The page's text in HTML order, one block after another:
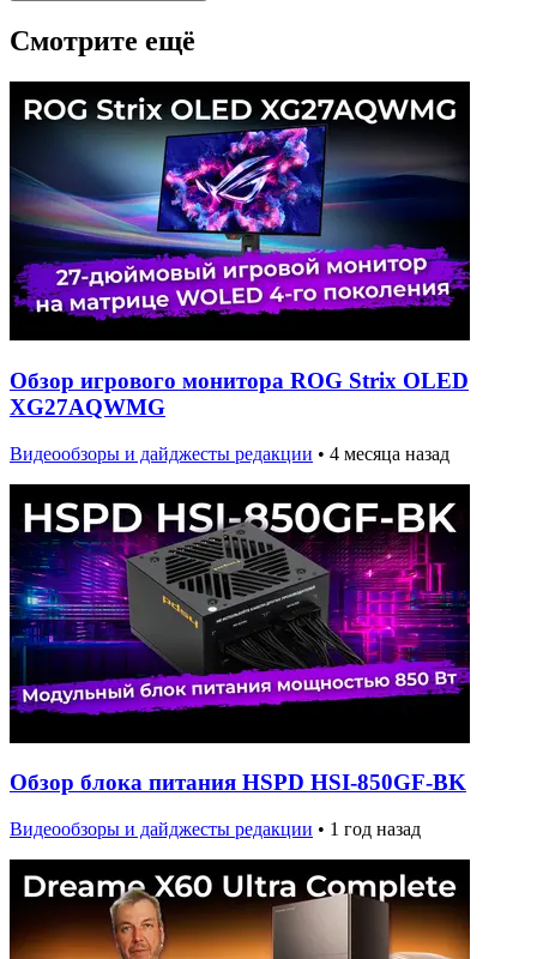
Смотрите ещё
Обзор игрового монитора ROG Strix OLED
XG27AQWMG
Видеообзоры и дайджесты редакции • 4 месяца назад
Обзор блока питания HSPD HSI-850GF-BK
Видеообзоры и дайджесты редакции • 1 год назад